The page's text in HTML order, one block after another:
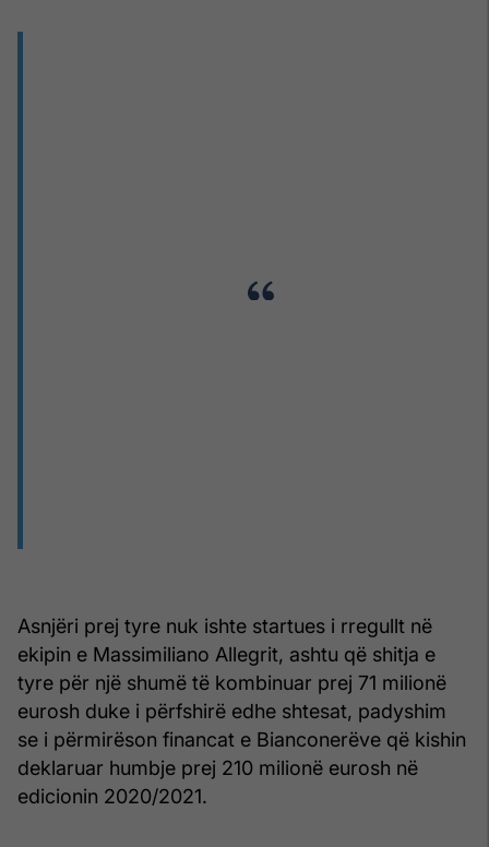
Asnjëri prej tyre nuk ishte startues i rregullt në
ekipin e Massimiliano Allegrit, ashtu që shitja e
tyre për një shumë të kombinuar prej 71 milionë
eurosh duke i përfshirë edhe shtesat, padyshim
se i përmirëson financat e Bianconerëve që kishin
deklaruar humbje prej 210 milionë eurosh në
edicionin 2020/2021.